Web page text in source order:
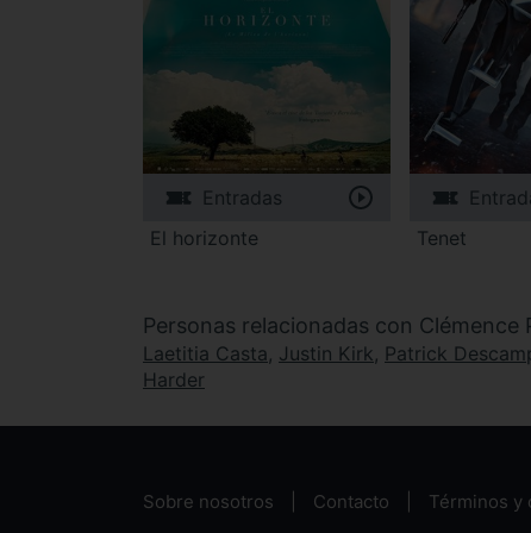
Entradas
El horizonte
Tenet
Personas relacionadas con Clémence
Laetitia Casta, Justin Kirk, Patrick
Harder
Sobre nosotros Contacto Términos y